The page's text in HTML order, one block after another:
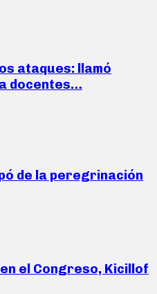
ataques: llamó
docentes…
de la peregrinación
el Congreso, Kicillof